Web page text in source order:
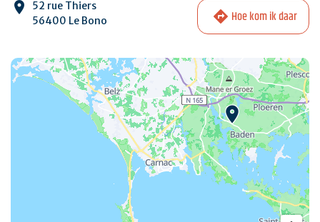
52 rue Thiers
56400 Le Bono
Hoe kom ik daar